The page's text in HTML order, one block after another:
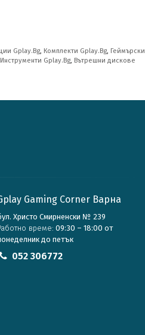
Gplay.Bg, Комплекти Gplay.Bg, Геймърски
Инструменти Gplay.Bg, Вътрешни дискове
Gaming Corner Варна
Христо Смирненски № 239
време: 09:30 – 18:00 от
до петък
052 306772